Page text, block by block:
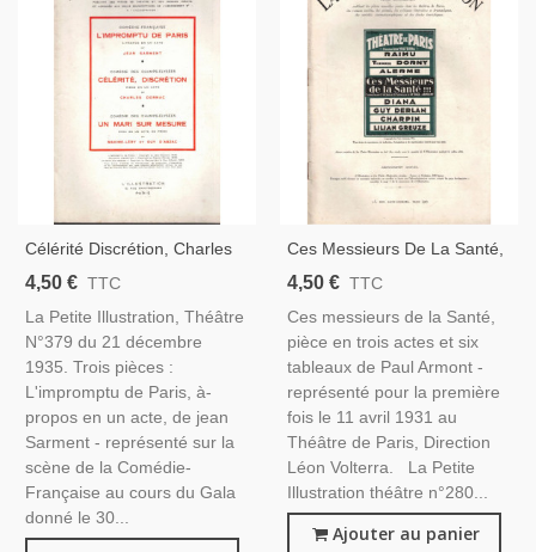
Célérité Discrétion, Charles
Dornac - Un Mari Sur
Mesure, Maxime-Léry - La
Petite Illustration Théâtre 379
1935
4,50 € TTC
La Petite Illustration, Théâtre
N°379 du 21 décembre
1935. Trois pièces :
L'impromptu de Paris, à-
propos en un acte, de jean
Sarment - représenté sur la
scène de la Comédie-
Française au cours du Gala
donné le 30...
Ces Messieurs De La Santé,
Paul Armont, Acteurs Raimu,
Charpin, - La Petite
Illustration Théâtre N°280
1931
4,50 € TTC
Ces messieurs de la Santé,
pièce en trois actes et six
tableaux de Paul Armont -
représenté pour la première
fois le 11 avril 1931 au
Théâtre de Paris, Direction
Léon Volterra. La Petite
Illustration théâtre n°280...
Ajouter au panier